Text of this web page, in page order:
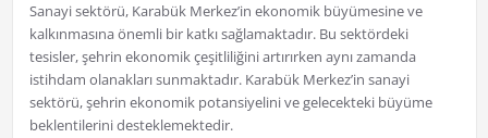
Sanayi sektörü, Karabük Merkez’in ekonomik büyümesine ve
kalkınmasına önemli bir katkı sağlamaktadır. Bu sektördeki
tesisler, şehrin ekonomik çeşitliliğini artırırken aynı zamanda
istihdam olanakları sunmaktadır. Karabük Merkez’in sanayi
sektörü, şehrin ekonomik potansiyelini ve gelecekteki büyüme
beklentilerini desteklemektedir.